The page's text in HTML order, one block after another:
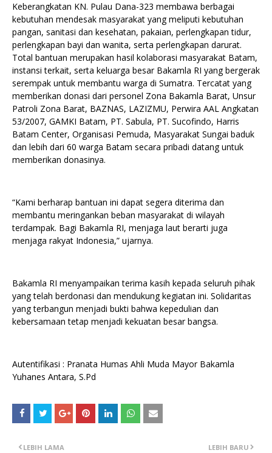
Keberangkatan KN. Pulau Dana-323 membawa berbagai
kebutuhan mendesak masyarakat yang meliputi kebutuhan
pangan, sanitasi dan kesehatan, pakaian, perlengkapan tidur,
perlengkapan bayi dan wanita, serta perlengkapan darurat.
Total bantuan merupakan hasil kolaborasi masyarakat Batam,
instansi terkait, serta keluarga besar Bakamla RI yang bergerak
serempak untuk membantu warga di Sumatra. Tercatat yang
memberikan donasi dari personel Zona Bakamla Barat, Unsur
Patroli Zona Barat, BAZNAS, LAZIZMU, Perwira AAL Angkatan
53/2007, GAMKI Batam, PT. Sabula, PT. Sucofindo, Harris
Batam Center, Organisasi Pemuda, Masyarakat Sungai baduk
dan lebih dari 60 warga Batam secara pribadi datang untuk
memberikan donasinya.
“Kami berharap bantuan ini dapat segera diterima dan
membantu meringankan beban masyarakat di wilayah
terdampak. Bagi Bakamla RI, menjaga laut berarti juga
menjaga rakyat Indonesia,” ujarnya.
Bakamla RI menyampaikan terima kasih kepada seluruh pihak
yang telah berdonasi dan mendukung kegiatan ini. Solidaritas
yang terbangun menjadi bukti bahwa kepedulian dan
kebersamaan tetap menjadi kekuatan besar bangsa.
Autentifikasi : Pranata Humas Ahli Muda Mayor Bakamla
Yuhanes Antara, S.Pd
LEBIH BARU
LEBIH LAMA